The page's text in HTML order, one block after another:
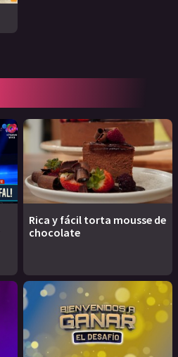
Rica y fácil torta mousse de
chocolate